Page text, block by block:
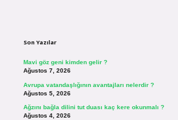
Son Yazılar
Mavi göz geni kimden gelir ?
Ağustos 7, 2026
Avrupa vatandaşlığının avantajları nelerdir ?
Ağustos 5, 2026
Ağzını bağla dilini tut duası kaç kere okunmalı ?
Ağustos 4, 2026